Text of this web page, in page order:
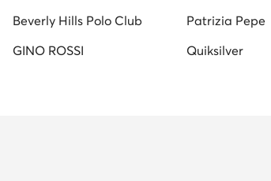
Beverly Hills Polo Club
Patrizia Pepe
GINO ROSSI
Quiksilver